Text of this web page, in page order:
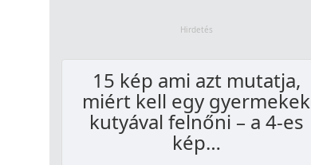
15 kép ami azt mutatja,
miért kell egy gyermekek
kutyával felnőni – a 4-es
kép…